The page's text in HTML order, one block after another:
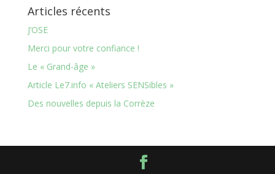
Articles récents
J’OSE
Merci pour votre confiance !
Le « Grand-âge »
Article Le7.info « Ateliers SENSibles »
Des nouvelles depuis la Corrèze